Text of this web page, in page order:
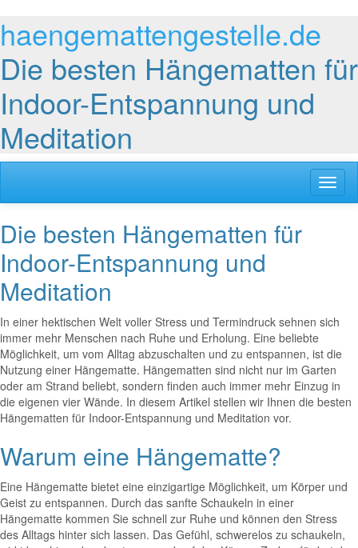
haengemattengestelle.de
Die besten Hängematten für
Indoor-Entspannung und
Meditation
Die besten Hängematten für
Indoor-Entspannung und
Meditation
In einer hektischen Welt voller Stress und Termindruck sehnen sich
immer mehr Menschen nach Ruhe und Erholung. Eine beliebte
Möglichkeit, um vom Alltag abzuschalten und zu entspannen, ist die
Nutzung einer Hängematte. Hängematten sind nicht nur im Garten
oder am Strand beliebt, sondern finden auch immer mehr Einzug in
die eigenen vier Wände. In diesem Artikel stellen wir Ihnen die besten
Hängematten für Indoor-Entspannung und Meditation vor.
Warum eine Hängematte?
Eine Hängematte bietet eine einzigartige Möglichkeit, um Körper und
Geist zu entspannen. Durch das sanfte Schaukeln in einer
Hängematte kommen Sie schnell zur Ruhe und können den Stress
des Alltags hinter sich lassen. Das Gefühl, schwerelos zu schaukeln,